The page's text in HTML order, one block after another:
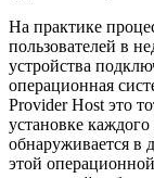
На практике
пользователей в
устройства
операционная
Provider Host это
установке
обнаруживается в
этой